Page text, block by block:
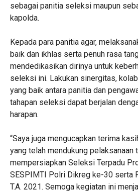
sebagai panitia seleksi maupun
kapolda.
Kepada para panitia agar,
baik dan ikhlas serta penuh rasa
mendedikasikan dirinya untuk
seleksi ini. Lakukan sinergitas,
yang baik antara panitia dan
tahapan seleksi dapat berjalan
harapan.
“Saya juga mengucapkan terima
yang telah mendukung pelaksanaan
mempersiapkan Seleksi Terpadu
SESPIMTI Polri Dikreg ke-30 serta
T.A. 2021. Semoga kegiatan ini